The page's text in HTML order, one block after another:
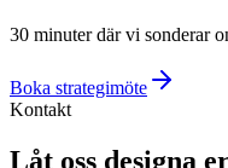
30 minuter där vi sonderar
Boka strategimöte
Kontakt
Låt oss designa